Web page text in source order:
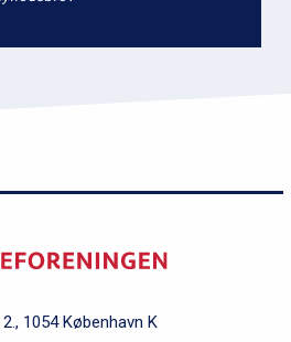
1054 København K